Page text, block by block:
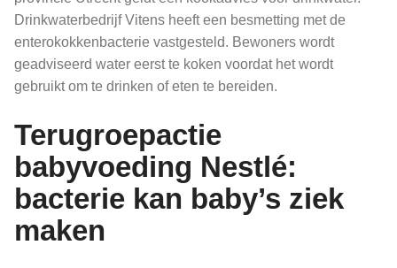
Drinkwaterbedrijf Vitens heeft een besmetting met de
enterokokkenbacterie vastgesteld. Bewoners wordt
geadviseerd water eerst te koken voordat het wordt
gebruikt om te drinken of eten te bereiden.
Terugroepactie
babyvoeding Nestlé:
bacterie kan baby’s ziek
maken